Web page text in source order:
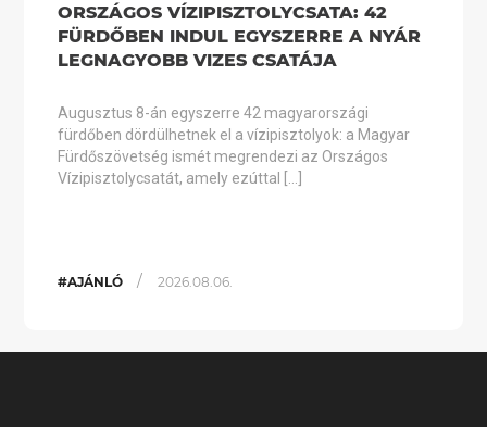
ORSZÁGOS VÍZIPISZTOLYCSATA: 42
FÜRDŐBEN INDUL EGYSZERRE A NYÁR
LEGNAGYOBB VIZES CSATÁJA
Augusztus 8-án egyszerre 42 magyarországi
fürdőben dördülhetnek el a vízipisztolyok: a Magyar
Fürdőszövetség ismét megrendezi az Országos
Vízipisztolycsatát, amely ezúttal […]
#AJÁNLÓ / 2026.08.06.